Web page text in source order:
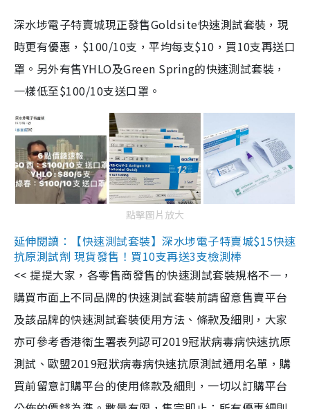
深水埗電子特賣城現正發售Goldsite快速測試套裝，現
時更有優惠，$100/10支，平均每支$10，買10支再送口
罩。另外有售YHLO及Green Spring的快速測試套裝，
一樣低至$100/10支送口罩。
點擊圖片放大
延伸閱讀：【快速測試套裝】深水埗電子特賣城$15快速
抗原測試劑 現貨發售！買10支再送3支檢測棒
<< 提提大家，各零售商發售的快速測試套裝規格不一，
購買市面上不同品牌的快速測試套裝前請留意售賣平台
及該品牌的快速測試套裝使用方法、條款及細則，大家
亦可參考香港衞生署表列認可2019冠狀病毒病快速抗原
測試、歐盟2019冠狀病毒病快速抗原測試通用名單，購
買前留意訂購平台的使用條款及細則，一切以訂購平台